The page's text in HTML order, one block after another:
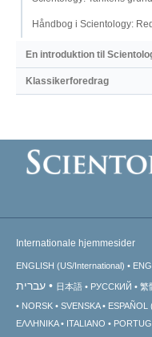
Håndbog i Scientology:
En introduktion til
Klassikerforedrag
Internationale hjemmesider
ENGLISH (US/International)
עברית 日本語 РУССКИЙ 繁
NORSK
SVENSKA ESPAÑOL
ΕΛΛΗΝΙΚA
ITALIANO